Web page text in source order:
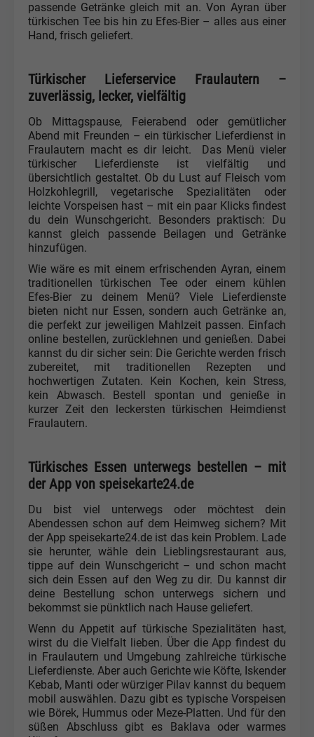
passende Getränke gleich mit an. Von Ayran über
türkischen Tee bis hin zu Efes-Bier – alles aus einer
Hand, frisch geliefert.
Türkischer Lieferservice Fraulautern –
zuverlässig, lecker, vielfältig
Ob Mittagspause, Feierabend oder gemütlicher
Abend mit Freunden – ein türkischer Lieferdienst in
Fraulautern macht es dir leicht. Das Menü vieler
türkischer Lieferdienste ist vielfältig und
übersichtlich gestaltet. Ob du Lust auf Fleisch vom
Holzkohlegrill, vegetarische Spezialitäten oder
leichte Vorspeisen hast – mit ein paar Klicks findest
du dein Wunschgericht. Besonders praktisch: Du
kannst gleich passende Beilagen und Getränke
hinzufügen.
Wie wäre es mit einem erfrischenden Ayran, einem
traditionellen türkischen Tee oder einem kühlen
Efes-Bier zu deinem Menü? Viele Lieferdienste
bieten nicht nur Essen, sondern auch Getränke an,
die perfekt zur jeweiligen Mahlzeit passen. Einfach
online bestellen, zurücklehnen und genießen. Dabei
kannst du dir sicher sein: Die Gerichte werden frisch
zubereitet, mit traditionellen Rezepten und
hochwertigen Zutaten. Kein Kochen, kein Stress,
kein Abwasch. Bestell spontan und genieße in
kurzer Zeit den leckersten türkischen Heimdienst
Fraulautern.
Türkisches Essen unterwegs bestellen – mit
der App von speisekarte24.de
Du bist viel unterwegs oder möchtest dein
Abendessen schon auf dem Heimweg sichern? Mit
der App speisekarte24.de ist das kein Problem. Lade
sie herunter, wähle dein Lieblingsrestaurant aus,
tippe auf dein Wunschgericht – und schon macht
sich dein Essen auf den Weg zu dir. Du kannst dir
deine Bestellung schon unterwegs sichern und
bekommst sie pünktlich nach Hause geliefert.
Wenn du Appetit auf türkische Spezialitäten hast,
wirst du die Vielfalt lieben. Über die App findest du
in Fraulautern und Umgebung zahlreiche türkische
Lieferdienste. Aber auch Gerichte wie Köfte, Iskender
Kebab, Manti oder würziger Pilav kannst du bequem
mobil auswählen. Dazu gibt es typische Vorspeisen
wie Börek, Hummus oder Meze-Platten. Und für den
süßen Abschluss gibt es Baklava oder warmes